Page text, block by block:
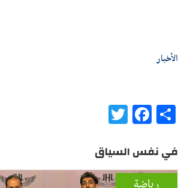
الأخبار
Share
Facebook
في نفس السياق